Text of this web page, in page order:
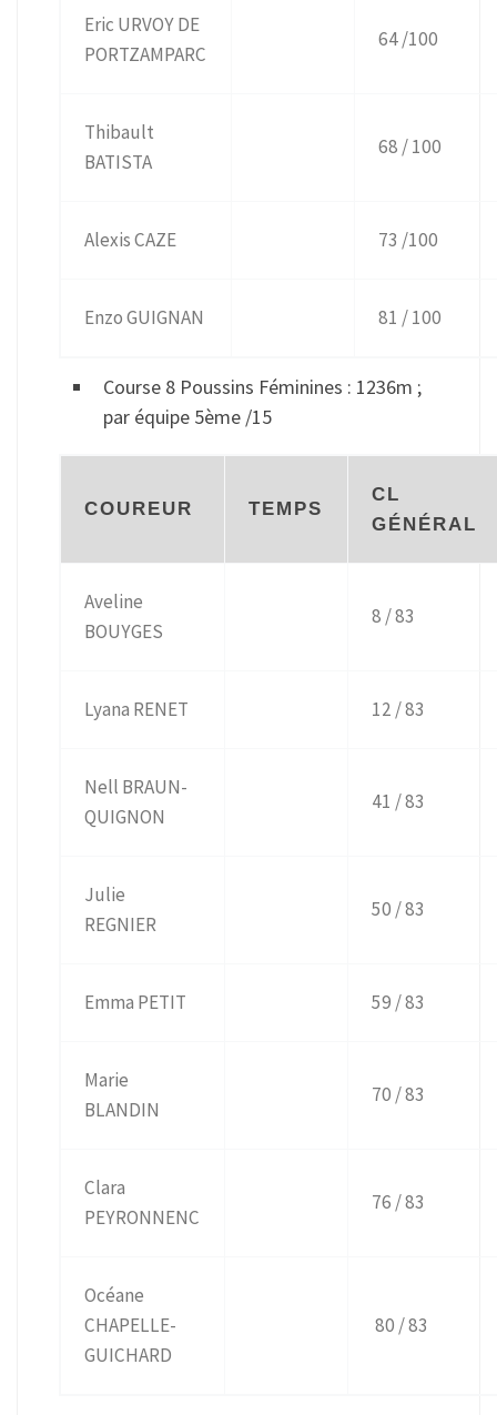
Eric URVOY DE
PORTZAMPARC
64 /100
Thibault
BATISTA
68 / 100
Alexis CAZE 73 /100
Enzo GUIGNAN 81 / 100
Course 8 Poussins Féminines : 1236m ;
par équipe 5ème /15
COUREUR TEMPS
CL
GÉNÉRAL
Aveline
BOUYGES
8 / 83
Lyana RENET 12 / 83
Nell BRAUN-
QUIGNON
41 / 83
Julie
REGNIER
50 / 83
Emma PETIT 59 / 83
Marie
BLANDIN
70 / 83
Clara
PEYRONNENC
76 / 83
Océane
CHAPELLE-
GUICHARD
80 / 83